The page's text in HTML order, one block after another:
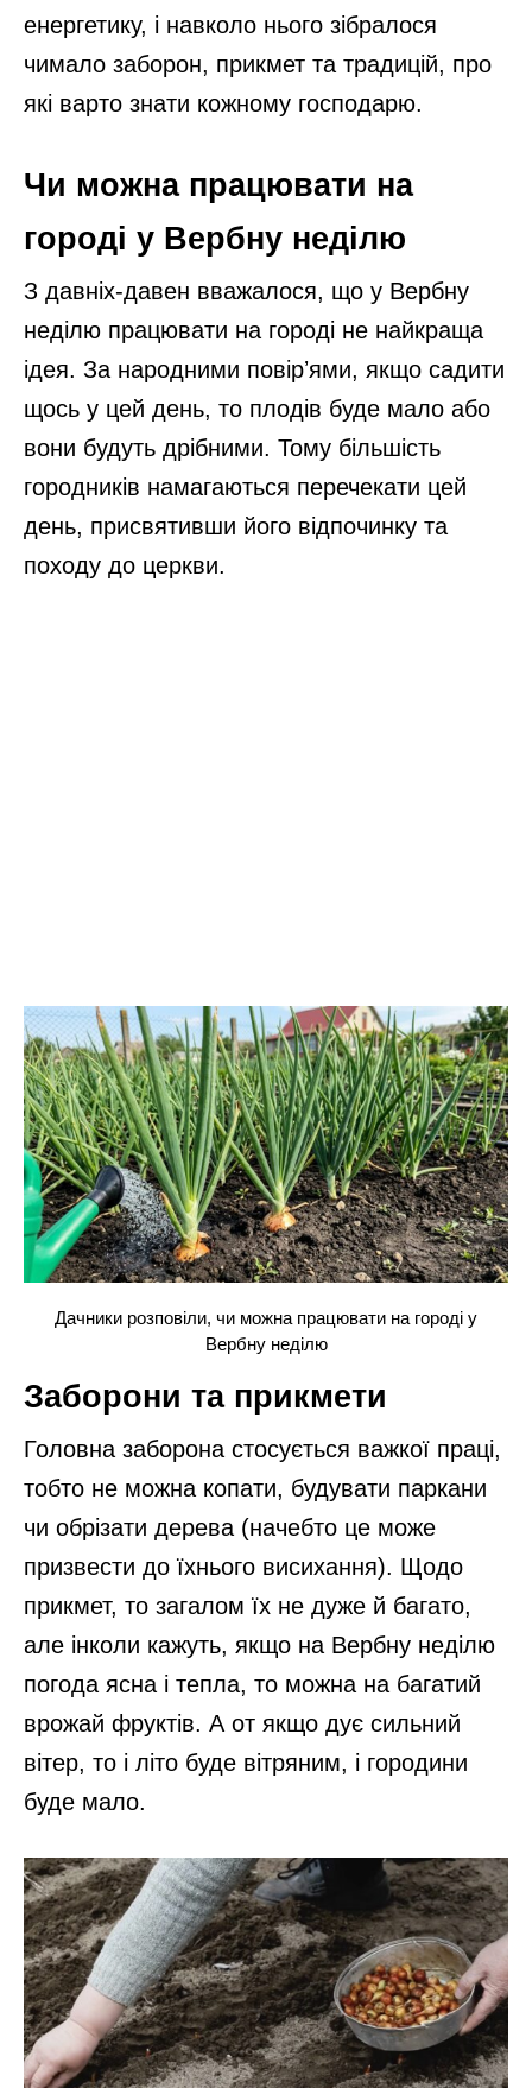
енергетику, і навколо нього зібралося
чимало заборон, прикмет та традицій, про
які варто знати кожному господарю.
Чи можна працювати на
городі у Вербну неділю
З давніх-давен вважалося, що у Вербну
неділю працювати на городі не найкраща
ідея. За народними повірʼями, якщо садити
щось у цей день, то плодів буде мало або
вони будуть дрібними. Тому більшість
городників намагаються перечекати цей
день, присвятивши його відпочинку та
походу до церкви.
Дачники розповіли, чи можна працювати на городі у
Вербну неділю
Заборони та прикмети
Головна заборона стосується важкої праці,
тобто не можна копати, будувати паркани
чи обрізати дерева (начебто це може
призвести до їхнього висихання). Щодо
прикмет, то загалом їх не дуже й багато,
але інколи кажуть, якщо на Вербну неділю
погода ясна і тепла, то можна на багатий
врожай фруктів. А от якщо дує сильний
вітер, то і літо буде вітряним, і городини
буде мало.